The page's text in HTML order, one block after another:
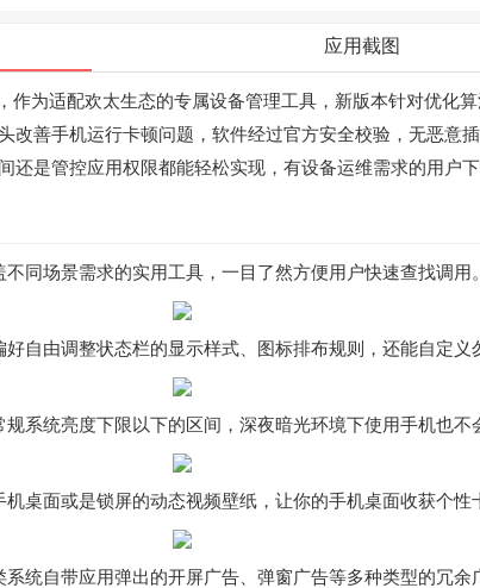
应用截图
为适配欢太生态的专属设备管理工具，新版本针对优化
改善手机运行卡顿问题，软件经过官方安全校验，无恶
是管控应用权限都能轻松实现，有设备运维需求的用户
同场景需求的实用工具，一目了然方便用户快速查找调用。
自由调整状态栏的显示样式、图标排布规则，还能自定
系统亮度下限以下的区间，深夜暗光环境下使用手机也不
桌面或是锁屏的动态视频壁纸，让你的手机桌面收获个性
统自带应用弹出的开屏广告、弹窗广告等多种类型的冗余